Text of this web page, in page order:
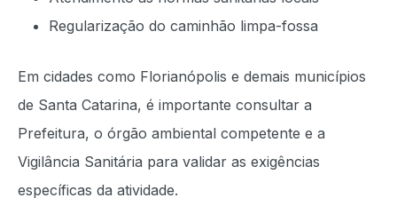
Regularização do caminhão limpa-fossa
Em cidades como Florianópolis e demais municípios
de Santa Catarina, é importante consultar a
Prefeitura, o órgão ambiental competente e a
Vigilância Sanitária para validar as exigências
específicas da atividade.